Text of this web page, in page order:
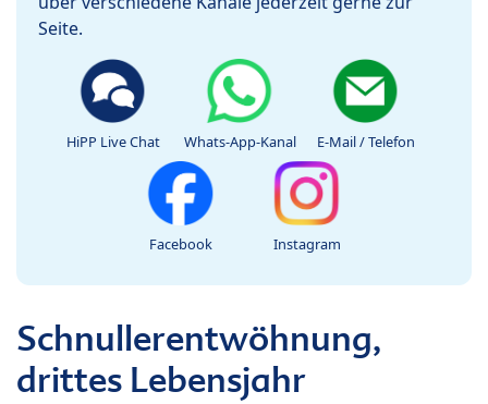
Seite.
HiPP Live Chat Whats-App-Kanal E-Mail / Telefon
Facebook Instagram
Schnullerentwöhnung,
drittes Lebensjahr